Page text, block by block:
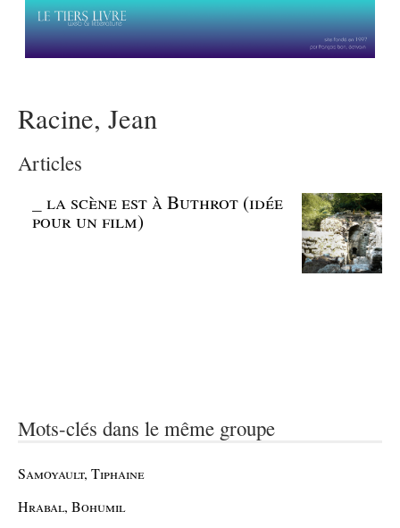
Racine, Jean
Articles
_la scène est à Buthrot (idée
pour un film)
Mots-clés dans le même groupe
Samoyault, Tiphaine
Hrabal, Bohumil